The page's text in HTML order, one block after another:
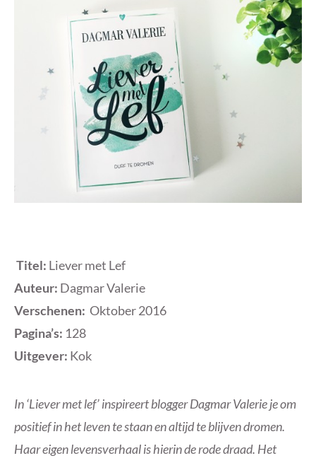
Titel: Liever met Lef
Auteur: Dagmar Valerie
Verschenen: Oktober 2016
Pagina’s: 128
Uitgever: Kok
In ‘Liever met lef’ inspireert blogger Dagmar Valerie je om
positief in het leven te staan en altijd te blijven dromen.
Haar eigen levensverhaal is hierin de rode draad. Het